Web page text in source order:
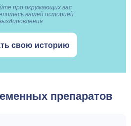
про окружающих вас
вашей историей
свою историю
препаратов